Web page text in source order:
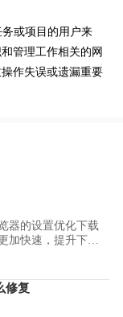
或项目的用户来
管理工作相关的网
作失误或遗漏重要
器的设置优化下载
加快速，提升下载
修复